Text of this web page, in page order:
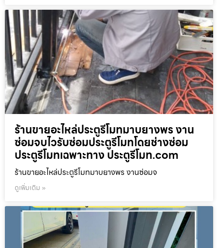
ร้านขายอะไหล่ประตูรีโมทมาบยางพร งาน
ซ่อมจบไวรับซ่อมประตูรีโมทโดยช่างซ่อม
ประตูรีโมทเฉพาะทาง ประตูรีโมท.com
ร้านขายอะไหล่ประตูรีโมทมาบยางพร งานซ่อมจ
ดูเพิ่มเติม »